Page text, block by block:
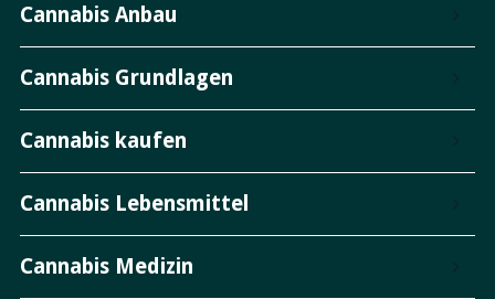
Cannabis Anbau
Cannabis Grundlagen
Cannabis kaufen
Cannabis Lebensmittel
Cannabis Medizin